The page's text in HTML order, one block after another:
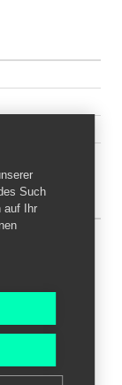
Such
auf Ihr
dem Aufprall
länger als
um eine